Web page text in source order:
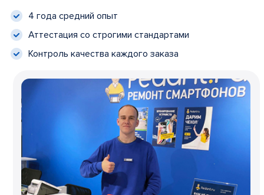
4 года средний опыт
Аттестация со строгими стандартами
Контроль качества каждого заказа